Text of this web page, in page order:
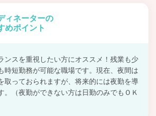
ィネーターの
めポイント
ンスを重視したい方にオススメ！残業も少
時短勤務が可能な職場です。現在、夜間は
取っておられますが、将来的には夜勤を導
。（夜勤ができない方は日勤のみでもＯＫ